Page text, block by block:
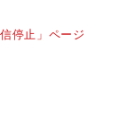
停止」ページ